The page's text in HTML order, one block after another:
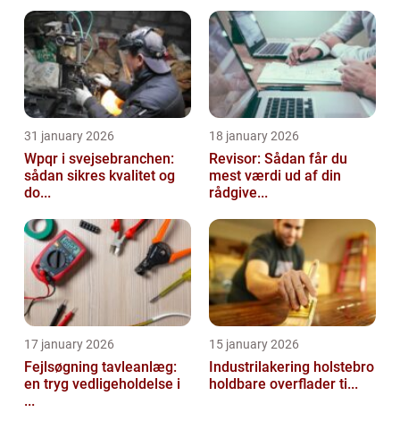
31 january 2026
Wpqr i svejsebranchen:
sådan sikres kvalitet og
do...
18 january 2026
Revisor: Sådan får du
mest værdi ud af din
rådgive...
17 january 2026
Fejlsøgning tavleanlæg:
en tryg vedligeholdelse i
...
15 january 2026
Industrilakering holstebro
holdbare overflader ti...